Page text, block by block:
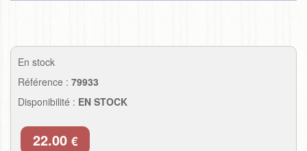
En stock
Référence : 79933
Disponibilité : EN STOCK
22.00 €